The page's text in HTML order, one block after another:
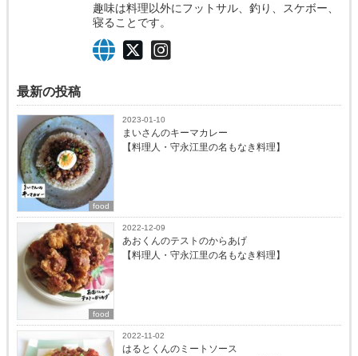
趣味は料理以外にフットサル、釣り、スケボー、
寝ることです。
最新の投稿
food
2023-01-10
まいさんのキーマカレー
【料理人・守永江里の名もなき料理】
food
2022-12-09
あおくんのテストのからあげ
【料理人・守永江里の名もなき料理】
2022-11-02
はるとくんのミートソース